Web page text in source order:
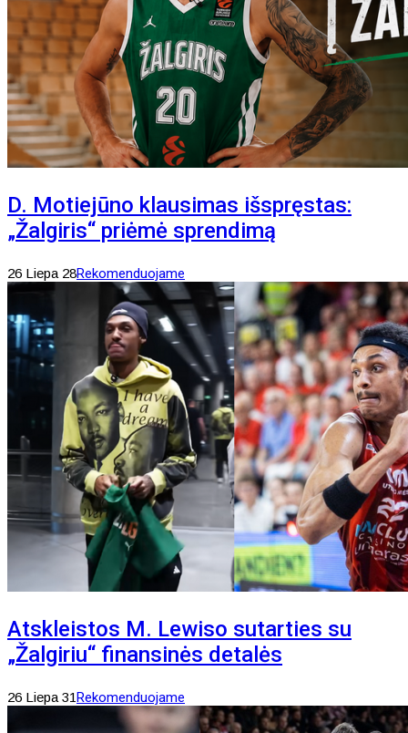
D. Motiejūno klausimas išspręstas:
„Žalgiris“ priėmė sprendimą
26 Liepa 28Rekomenduojame
Atskleistos M. Lewiso sutarties su
„Žalgiriu“ finansinės detalės
26 Liepa 31Rekomenduojame